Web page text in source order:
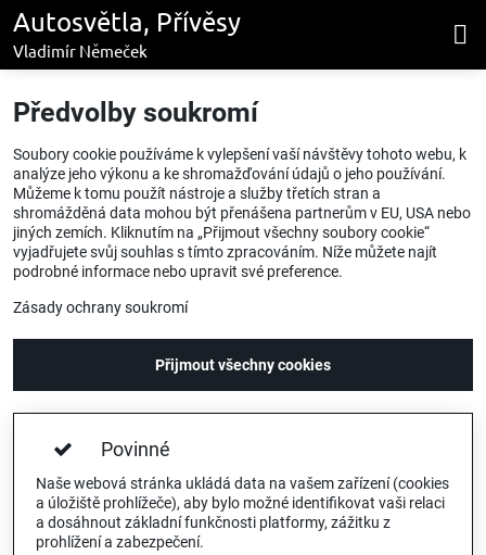
Autosvětla, Přívěsy
Vladimír Němeček
Předvolby soukromí
Soubory cookie používáme k vylepšení vaší návštěvy tohoto webu, k
analýze jeho výkonu a ke shromažďování údajů o jeho používání.
Můžeme k tomu použít nástroje a služby třetích stran a
shromážděná data mohou být přenášena partnerům v EU, USA nebo
jiných zemích. Kliknutím na „Přijmout všechny soubory cookie“
vyjadřujete svůj souhlas s tímto zpracováním. Níže můžete najít
podrobné informace nebo upravit své preference.
Zásady ochrany soukromí
Přijmout všechny cookies
Povinné
Naše webová stránka ukládá data na vašem zařízení (cookies
a úložiště prohlížeče), aby bylo možné identifikovat vaši relaci
a dosáhnout základní funkčnosti platformy, zážitku z
prohlížení a zabezpečení.